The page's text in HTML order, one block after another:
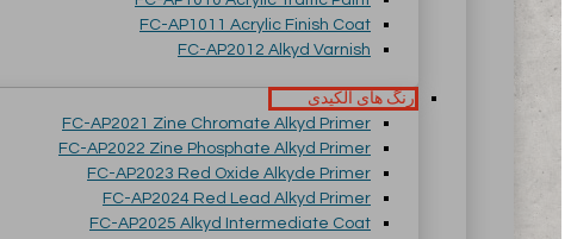
FC-AP1011 Acrylic Finish Coat
FC-AP2012 Alkyd Varnish
رنگ های آلکیدی
FC-AP2021 Zine Chromate Alkyd Primer
FC-AP2022 Zine Phosphate Alkyd Primer
FC-AP2023 Red Oxide Alkyde Primer
FC-AP2024 Red Lead Alkyd Primer
FC-AP2025 Alkyd Intermediate Coat